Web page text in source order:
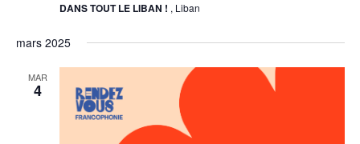
DANS TOUT LE LIBAN ! , Liban
mars 2025
MAR
4